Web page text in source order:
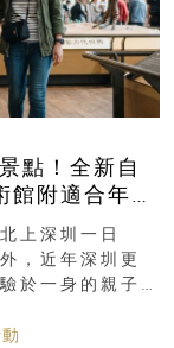
點！全新自
館附適合年
上深圳一日
，近年深圳更
於一身的親子